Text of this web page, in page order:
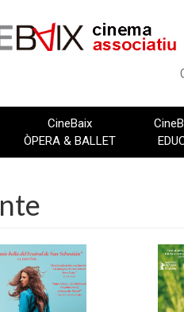
CineBaix
ÒPERA & BALLET